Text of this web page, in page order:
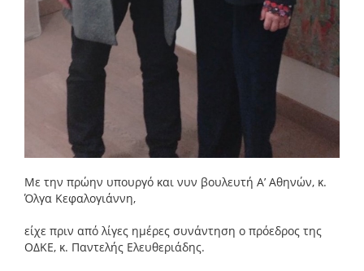
Με την πρώην υπουργό και νυν βουλευτή Α’ Αθηνών, κ.
Όλγα Κεφαλογιάννη,
είχε πριν από λίγες ημέρες συνάντηση ο πρόεδρος της
ΟΔΚΕ, κ. Παντελής Ελευθεριάδης.